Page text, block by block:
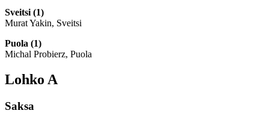
Sveitsi (1)
Murat Yakin, Sveitsi
Puola (1)
Michal Probierz, Puola
Lohko A
Saksa